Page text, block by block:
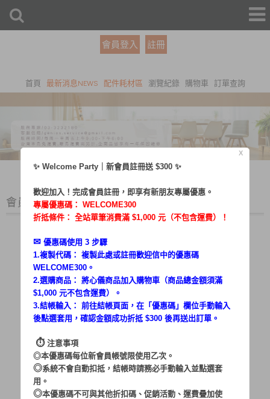
會員登入 註冊
首頁 最新消息NEWS 配件耗材區 瀏覽紀錄 購物車 訂單查詢
會員登入
帳號：
密碼：
X
✨ Welcome Party｜新會員註冊送 $300 ✨
歡迎加入！完成會員註冊，即享有新朋友專屬優惠。
專屬優惠碼： WELCOME300
折抵條件： 全站單筆消費滿 $1,000 元（不包含運費）！
✉︎ 優惠碼使用 3 步驟
1.複製代碼： 複製此處或註冊歡迎信中的優惠碼
WELCOME300。
2.選購商品： 將心儀商品加入購物車（商品總金額須滿
$1,000 元不包含運費）。
3.結帳輸入： 前往結帳頁面，在「優惠碼 」欄位手動輸入
後點選套用，確認金額成功折抵 $300 後再送出訂單。
⏱︎ 注意事項
◎本優惠碼每位新會員帳號限使用乙次。
◎系統不會自動扣抵，結帳時請務必手動輸入並點選套
用。
◎本優惠碼不可與其他折扣碼、促銷活動、運費疊加使